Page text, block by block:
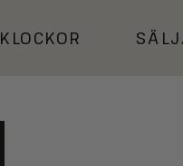
KLOCKOR